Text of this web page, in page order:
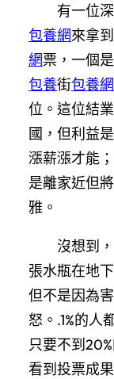
有一位
包養網來拿
網票，一個
包養街包養網
位。這位結
國，但利益
漲薪漲才能
是離家近但
雅。
沒想到
張水瓶在地
但不是因為
怒。.1%的人
只要不到
看到投票成